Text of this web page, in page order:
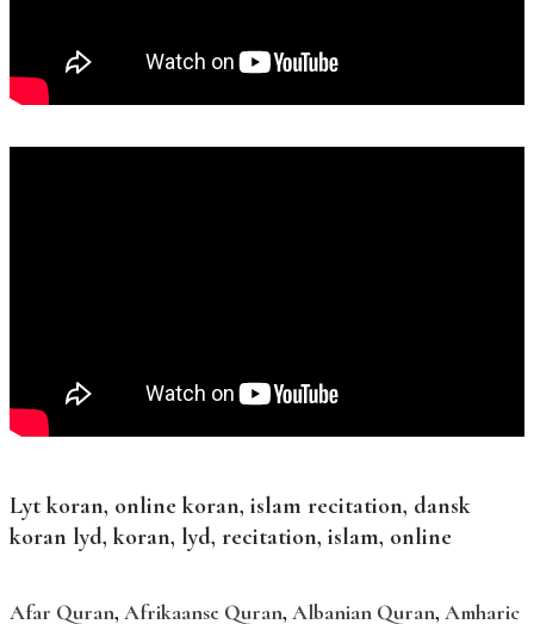
Lyt koran, online koran, islam recitation, dansk
koran lyd, koran, lyd, recitation, islam, online
Afar Quran, Afrikaanse Quran, Albanian Quran, Amharic